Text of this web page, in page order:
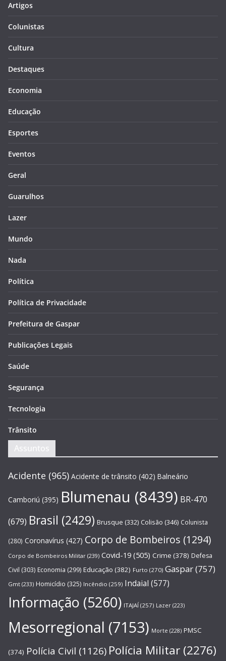
Artigos
Colunistas
Cultura
Destaques
Economia
Educação
Esportes
Eventos
Geral
Guarulhos
Lazer
Mundo
Nada
Política
Política de Privacidade
Prefeitura de Gaspar
Publicações Legais
Saúde
Segurança
Tecnologia
Trânsito
Assuntos
Acidente (965) Acidente de trânsito (402) Balneário
Camboriú (395) Blumenau (8439) BR-470
(679) Brasil (2429) Brusque (332) Colisão (346) Colunista
(280) Coronavírus (427) Corpo de Bombeiros (1294)
Corpo de Bombeiros Militar (239) Covid-19 (505) Crime (378) Defesa
Civil (303) Economia (299) Educação (382) Furto (270) Gaspar(757)
Gmt (233) Homicídio (325) Incêndio (259) Indaial (577)
Informação (5260) ITAJAÍ (257) Lazer (223)
Mesorregional (7153) Morte (228) PMSC
(374) Polícia Civil (1126) Polícia Militar (2276)